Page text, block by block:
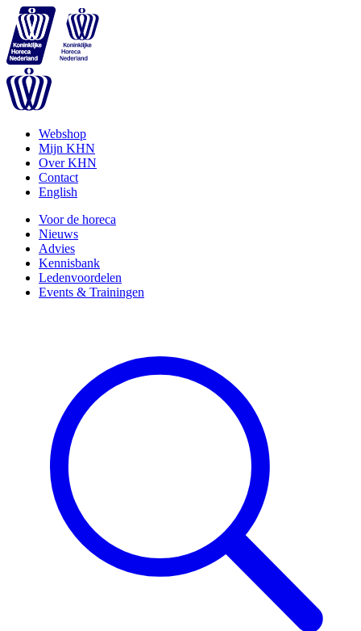
Webshop
Mijn KHN
Over KHN
Contact
English
Voor de horeca
Nieuws
Advies
Kennisbank
Ledenvoordelen
Events & Trainingen